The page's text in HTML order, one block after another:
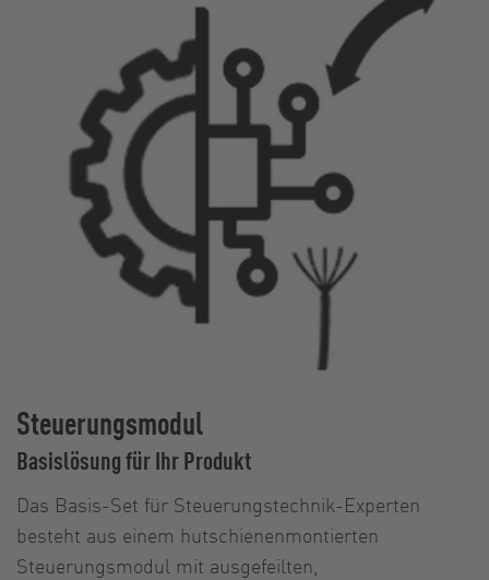
Steuerungsmodul
Basislösung für Ihr Produkt
Das Basis-Set für Steuerungstechnik-Experten
besteht aus einem hutschienenmontierten
Steuerungsmodul mit ausgefeilten,